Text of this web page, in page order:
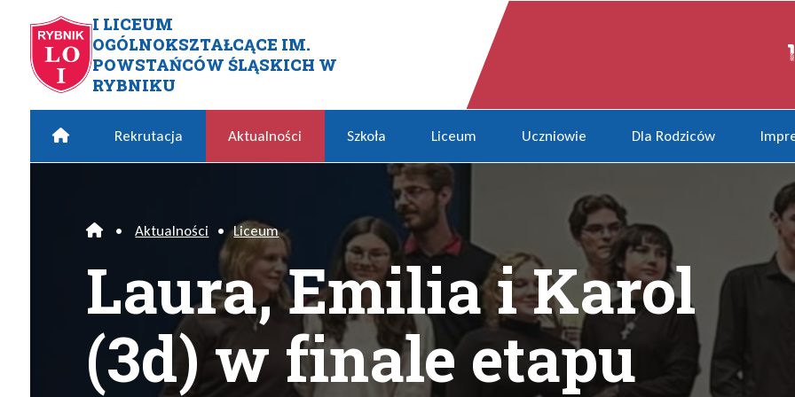
Przejdź do menu głównego
Przejdź do menu dodatkowego
Przejdź do treści
Mapa serwisu
I LICEUM
OGÓLNOKSZTAŁCĄCE IM.
POWSTAŃCÓW ŚLĄSKICH W
RYBNIKU
Laura, Emilia i Karol (3d) w finale etapu regionalnego
Home Rekrutacja Aktualności Szkoła Liceum Uczniowie Dla Rodziców
Home
• Aktualności • Liceum
Laura, Emilia i Karol
(3d) w finale etapu